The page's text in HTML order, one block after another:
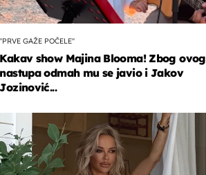
"PRVE GAŽE POČELE"
Kakav show Majina Blooma! Zbog ovog
nastupa odmah mu se javio i Jakov
Jozinović...